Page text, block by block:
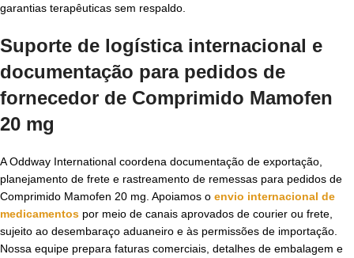
garantias terapêuticas sem respaldo.
Suporte de logística internacional e
documentação para pedidos de
fornecedor de Comprimido Mamofen
20 mg
A Oddway International coordena documentação de exportação,
planejamento de frete e rastreamento de remessas para pedidos de
Comprimido Mamofen 20 mg. Apoiamos o envio internacional de
medicamentos por meio de canais aprovados de courier ou frete,
sujeito ao desembaraço aduaneiro e às permissões de importação.
Nossa equipe prepara faturas comerciais, detalhes de embalagem e